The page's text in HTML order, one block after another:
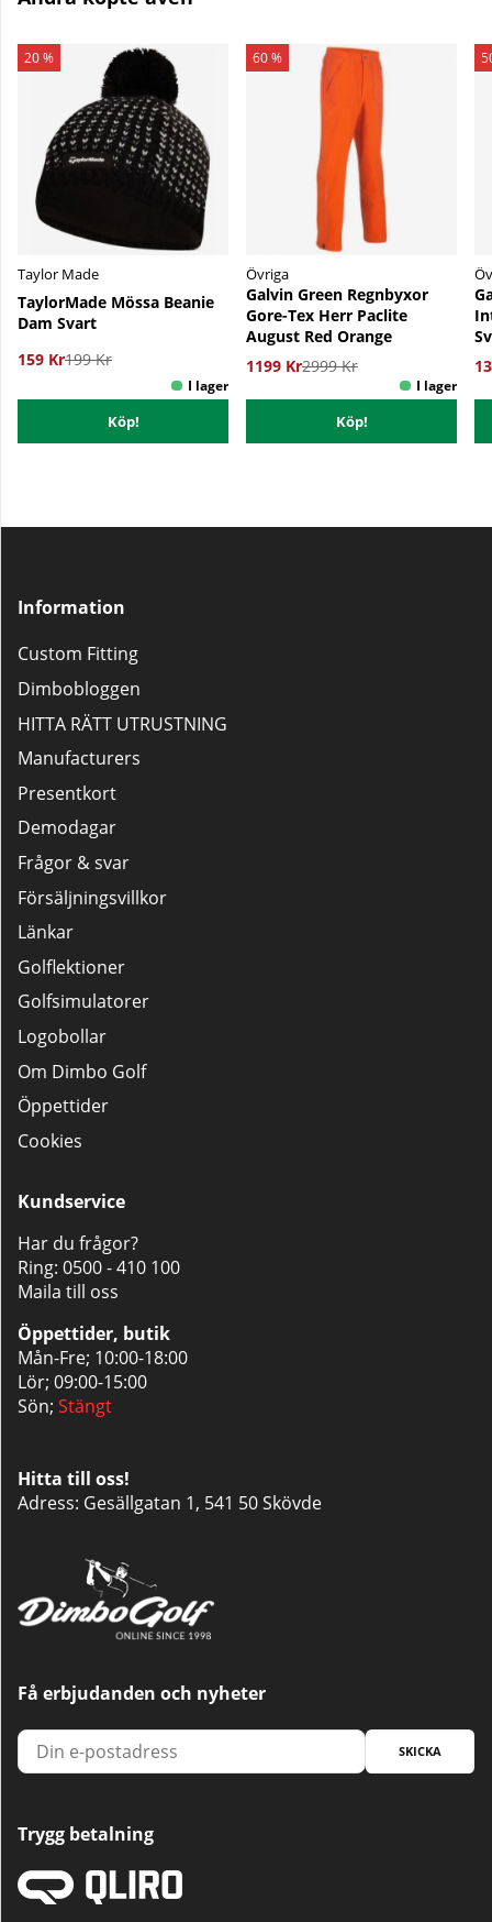
20 %
Taylor Made
TaylorMade Mössa Beanie
Dam Svart
159 Kr199 Kr
Köp!
60 %
Övriga
Galvin Green Regnbyxor
Gore-Tex Herr Paclite
August Red Orange
1199 Kr2999 Kr
Köp!
Information
Custom Fitting
Dimbobloggen
HITTA RÄTT UTRUSTNING
Manufacturers
Presentkort
Demodagar
Frågor & svar
Försäljningsvillkor
Länkar
Golflektioner
Golfsimulatorer
Logobollar
Om Dimbo Golf
Öppettider
Cookies
Kundservice
Har du frågor?
Ring: 0500 - 410 100
Maila till oss
Öppettider, butik
Mån-Fre; 10:00-18:00
Lör; 09:00-15:00
Sön; Stängt
Hitta till oss!
Adress: Gesällgatan 1, 541 50 Skövde
Få erbjudanden och nyheter
SKICKA
Trygg betalning